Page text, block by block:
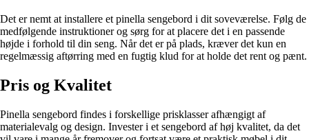
Det er nemt at installere et pinella sengebord i dit soveværelse. Følg de
medfølgende instruktioner og sørg for at placere det i en passende
højde i forhold til din seng. Når det er på plads, kræver det kun en
regelmæssig aftørring med en fugtig klud for at holde det rent og pænt.
Pris og Kvalitet
Pinella sengebord findes i forskellige prisklasser afhængigt af
materialevalg og design. Invester i et sengebord af høj kvalitet, da det